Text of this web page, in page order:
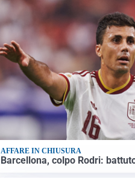
AFFARE IN CHIUSURA
Barcellona, colpo Rodri: